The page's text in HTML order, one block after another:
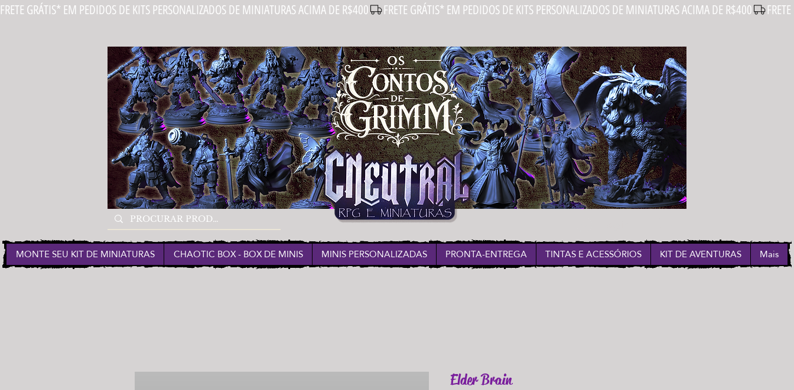
FRETE GRÁTIS* EM PEDIDOS DE KITS PERSONALIZADOS DE MINIATURAS ACIMA DE R$400
MONTE SEU KIT DE MINIATURAS CHAOTIC BOX - BOX DE MINIS MINIS PERSONALIZADAS PRONTA-ENTREGA TINTAS E ACESSÓRIOS KIT DE AVENTURAS Mais
Elder Brain